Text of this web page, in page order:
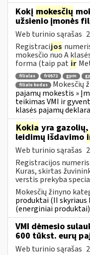
Kokį mokesčių
užsienio įmonės
Web turinio sąrašas
Registracijos
mokesčio nuo A
forma (taip pat ir
filialas fr0572 gpm
filialo kodas
Mokesčių
pajamų mokestis »
teikimas VMI ir
klasės pajamų
Kokia yra
leidimų išdavimo
Web turinio sąrašas
Registracijos numeris
Kuras, skirtas
verstis prekyba
Mokesčių žinyno
produktai (II skyriaus
(energiniai
VMI dėmesio
600 tūkst. eurų
Web turinio sąrašas